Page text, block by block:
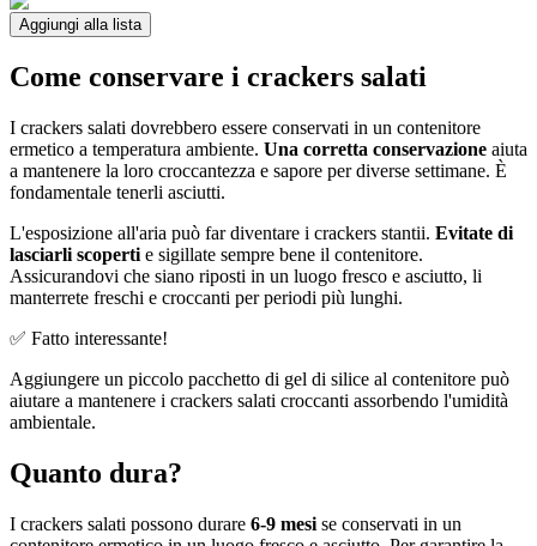
Aggiungi alla lista
Come conservare i crackers salati
I crackers salati dovrebbero essere conservati in un contenitore
ermetico a temperatura ambiente. Una corretta conservazione aiuta
a mantenere la loro croccantezza e sapore per diverse settimane. È
fondamentale tenerli asciutti.
L'esposizione all'aria può far diventare i crackers stantii. Evitate di
lasciarli scoperti e sigillate sempre bene il contenitore.
Assicurandovi che siano riposti in un luogo fresco e asciutto, li
manterrete freschi e croccanti per periodi più lunghi.
✅ Fatto interessante!
Aggiungere un piccolo pacchetto di gel di silice al contenitore può
aiutare a mantenere i crackers salati croccanti assorbendo l'umidità
ambientale.
Quanto dura?
I crackers salati possono durare 6-9 mesi se conservati in un